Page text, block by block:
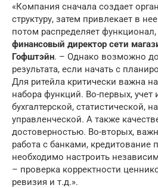
«Компания сначала создает
структуру, затем привлекает в
потом распределяет функционал,
финансовый директор сети
Гофштэйн. – Однако возможно
результата, если начать с
Для ритейла критически важна
набора функций. Во-первых, учет
бухгалтерской, статистической,
управленческой. А также
достоверностью. Во-вторых,
работа с банками, кредитование
необходимо настроить
– проверка корректности
ревизия и т.д.».